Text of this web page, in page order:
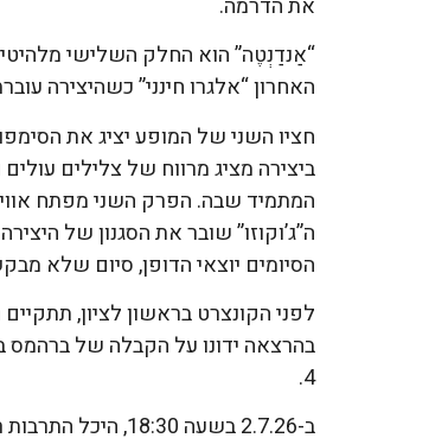
“אַנדַנְטֶה” הוא החלק השלישי
האחרון “אלגרו חינני” כשהיצירה
ביצירה מציג מרווח של צלילים
המתמיד שבה. הפרק השני מפתח
ה”ג’וקוזו” שובר את הסגנון של
הסיומים יוצאי הדופן, סיום שלא
לפני הקונצרט בראשון לציון, תתקיים
בהרצאה ידונו על הקבלה של ברהמס
4.
ב-2.7.26 בשעה 18:30, היכל התרבות ראשון לציון